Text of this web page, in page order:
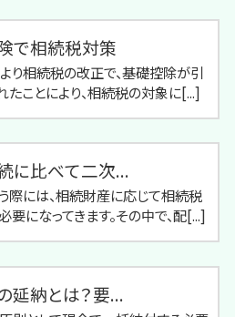
で相続税対策
り相続税の改正で、基礎控除が引
たことにより、相続税の対象に[...]
に比べて二次...
際には、相続財産に応じて相続税
要になってきます。その中で、配[...]
延納とは？要...